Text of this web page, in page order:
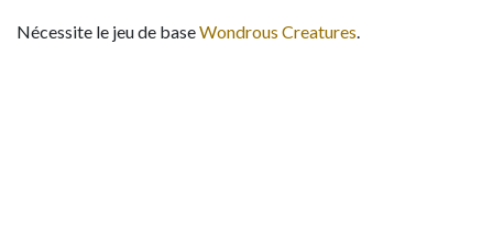
Nécessite le jeu de baseWondrous Creatures.